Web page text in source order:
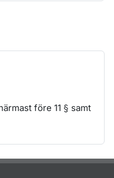
före 11 § samt